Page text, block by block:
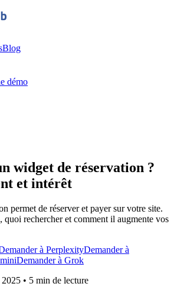
Blog
démo
widget de réservation ?
et intérêt
permet de réserver et payer sur votre site.
rechercher et comment il augmente vos
à PerplexityDemander à
Demander à Grok
• 5 min de lecture